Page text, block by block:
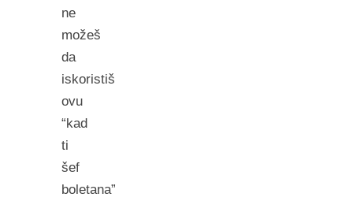
ne
možeš
da
iskoristiš
ovu
“kad
ti
šef
boletana”